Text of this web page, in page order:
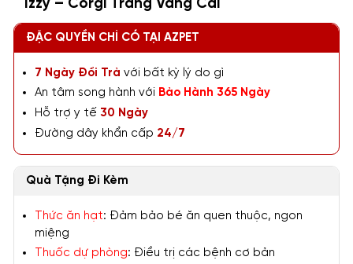
Izzy – Corgi Trắng Vàng Cái
ĐẶC QUYỀN CHỈ CÓ TẠI AZPET
7 Ngày Đổi Trả với bất kỳ lý do gì
An tâm song hành với Bảo Hành 365 Ngày
Hỗ trợ y tế 30 Ngày
Đường dây khẩn cấp 24/7
Quà Tặng Đi Kèm
Thức ăn hạt: Đảm bảo bé ăn quen thuộc, ngon
miệng
Thuốc dự phòng: Điều trị các bệnh cơ bản